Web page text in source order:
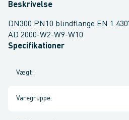
Beskrivelse
DN300 PN10 blindflange EN
AD 2000-W2-W9-W10
Specifikationer
Vægt:
Varegruppe: